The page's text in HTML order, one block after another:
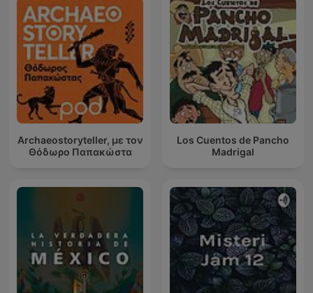
Archaeostoryteller, με τον
Θόδωρο Παπακώστα
Los Cuentos de Pancho
Madrigal